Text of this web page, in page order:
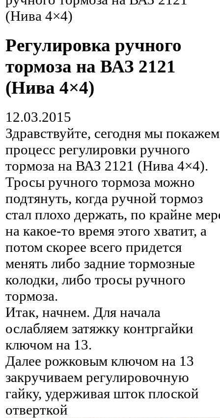
(Нива 4×4)
Регулировка ручного
тормоза на ВАЗ 2121
(Нива 4×4)
12.03.2015
Здравствуйте, сегодня мы покажем
процесс регулировки ручного
тормоза на ВАЗ 2121 (Нива 4×4).
Тросы ручного тормоза можно
подтянуть, когда ручной тормоз
стал плохо держать, по крайне
на какое-то время этого хватит, а
потом скорее всего придется
менять либо задние тормозные
колодки, либо тросы ручного
тормоза.
Итак, начнем. Для начала
ослабляем затяжку контргайки
ключом на 13.
Далее рожковым ключом на 13
закручиваем регулировочную
гайку, удерживая шток плоской
отверткой